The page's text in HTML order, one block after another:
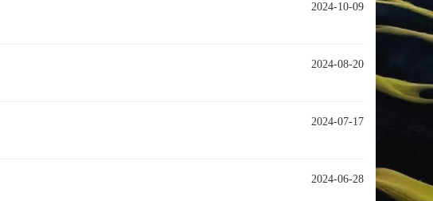
2024-10-09
2024-08-20
2024-07-17
2024-06-28